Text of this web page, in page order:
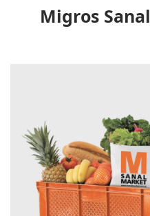
2- تطبيق الميغروس Migros Sanal